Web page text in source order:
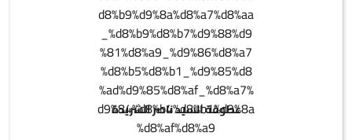
عطوفة السيد ناصر الشريدة